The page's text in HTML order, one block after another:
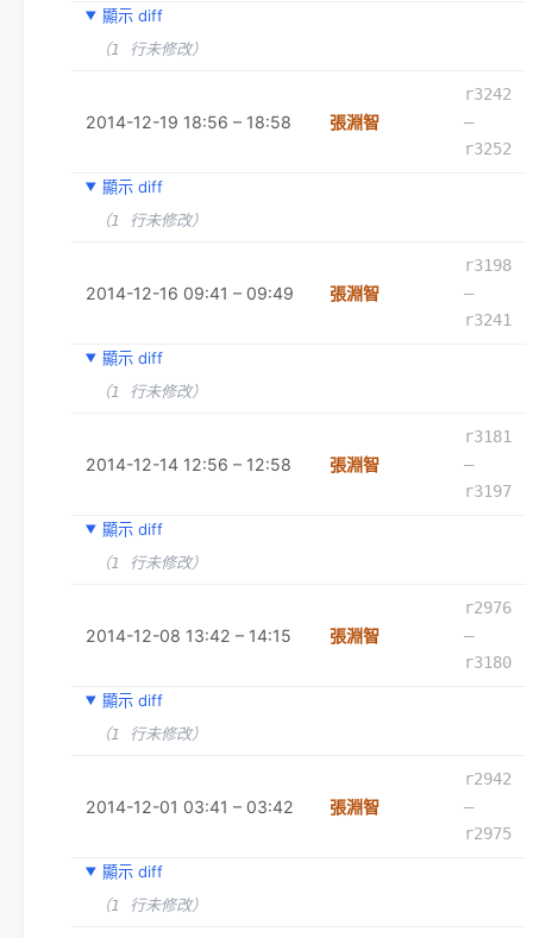
顯示 diff
（1 行未修改）
2014-12-19 18:56 – 18:58 張淵智
r3242
–
r3252
顯示 diff
（1 行未修改）
2014-12-16 09:41 – 09:49 張淵智
r3198
–
r3241
顯示 diff
（1 行未修改）
2014-12-14 12:56 – 12:58 張淵智
r3181
–
r3197
顯示 diff
（1 行未修改）
2014-12-08 13:42 – 14:15 張淵智
r2976
–
r3180
顯示 diff
（1 行未修改）
2014-12-01 03:41 – 03:42 張淵智
r2942
–
r2975
顯示 diff
（1 行未修改）